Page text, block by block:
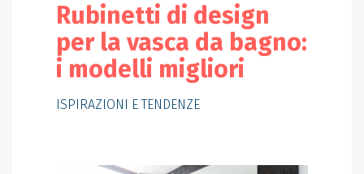
Rubinetti di design
per la vasca da bagno:
i modelli migliori
ISPIRAZIONI E TENDENZE